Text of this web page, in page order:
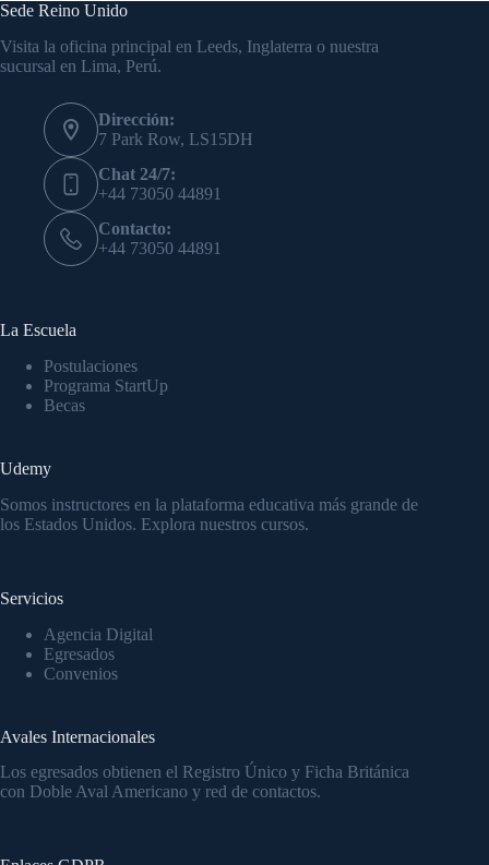
Sede Reino Unido
Visita la oficina principal en Leeds, Inglaterra o nuestra
sucursal en Lima, Perú.
Dirección:
7 Park Row, LS15DH
Chat 24/7:
+44 73050 44891
Contacto:
+44 73050 44891
La Escuela
Postulaciones
Programa StartUp
Becas
Udemy
Somos instructores en la plataforma educativa más grande de
los Estados Unidos. Explora nuestros cursos.
Servicios
Agencia Digital
Egresados
Convenios
Avales Internacionales
Los egresados obtienen el Registro Único y Ficha Británica
con Doble Aval Americano y red de contactos.